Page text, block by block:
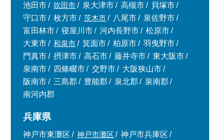
池田市
吹田市 泉大津市 高槻市
貝塚市
守口市
枚方市 茨木市 八尾市
泉佐野市
富田林市
寝屋川市 河内長野市
松原市
大東市
和泉市 箕面市 柏原市
羽曳野市
門真市
摂津市 高石市 藤井寺市
東大阪市
泉南市
四條畷市 交野市
大阪狭山市
阪南市
三島郡 豊能郡 泉北郡
泉南郡
南河内郡
兵庫県
神戸市東灘区 神戸市灘区
神戸市兵庫区